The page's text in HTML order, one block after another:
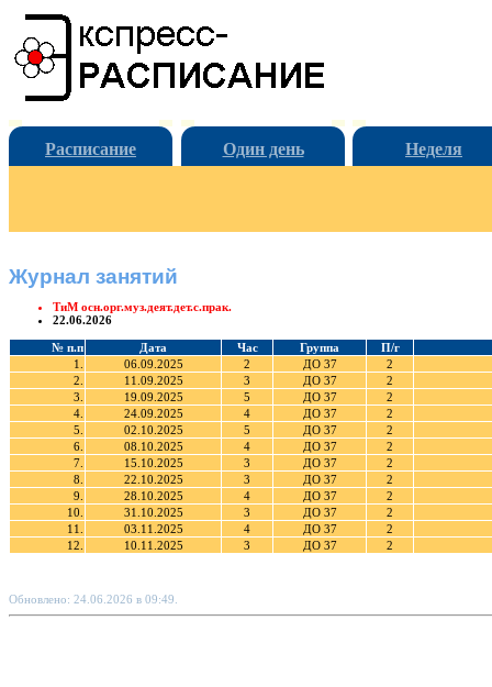
Расписание Один день Неделя
Журнал занятий
ТиМ осн.орг.муз.деят.дет.с.прак.
22.06.2026
№ п.п Дата Час Группа
П/г
1.
06.09.2025 2 ДО 37
2
2.
11.09.2025 3 ДО 37
2
3.
19.09.2025 5 ДО 37
2
4.
24.09.2025 4 ДО 37
2
5.
02.10.2025 5 ДО 37
2
6.
08.10.2025 4 ДО 37
2
7.
15.10.2025 3 ДО 37
2
8.
22.10.2025 3 ДО 37
2
9.
28.10.2025 4 ДО 37
2
10.
31.10.2025 3 ДО 37
2
11.
03.11.2025 4 ДО 37
2
12.
10.11.2025 3 ДО 37 2
Обновлено: 24.06.2026 в 09:49.